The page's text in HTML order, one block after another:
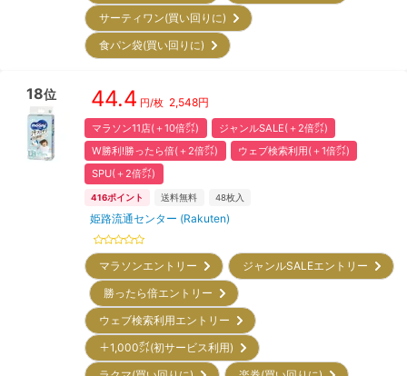
サーティワン(買い回りに)
食パン袋(買い回りに)
18位 44.4 円/枚 2,548円
マラソン11店(＋10倍㌽)
ジャンルSALE(＋2倍㌽)
W勝利!勝ったら倍(＋2倍㌽)
ウェブ検索利用(＋1倍㌽)
SPU(＋2倍㌽)
416ポイント 送料無料 48枚入
姫路流通センター (Rakuten)
マラソンエントリー
ジャンルSALEエントリー
勝ったら倍エントリー
ウェブ検索利用エントリー
＋1,000㌽(初サービス利用)